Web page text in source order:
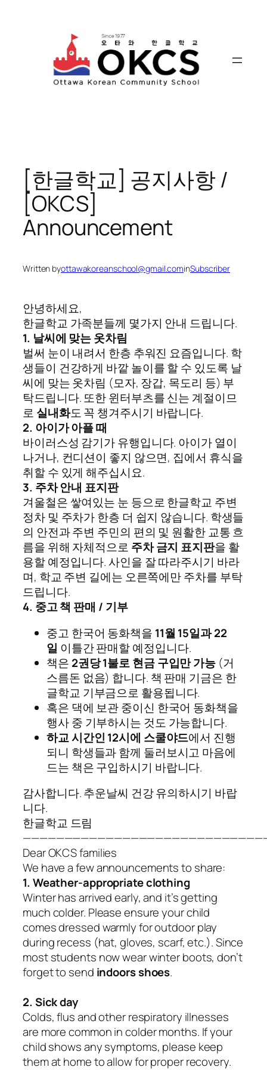
[한글학교] 공지사항 /
[OKCS]
Announcement
Written byottawakoreanschool@gmail.cominSubscriber
안녕하세요,
한글학교 가족분들께 몇가지 안내 드립니다.
1. 날씨에 맞는 옷차림
벌써 눈이 내려서 한층 추워진 요즘입니다. 학
생들이 건강하게 바깥 놀이를 할 수 있도록 날
씨에 맞는 옷차림 (모자, 장갑, 목도리 등) 부
탁드립니다. 또한 윈터부츠를 신는 계절이므
로 실내화도 꼭 챙겨주시기 바랍니다.
2. 아이가 아플 때
바이러스성 감기가 유행입니다. 아이가 열이
나거나, 컨디션이 좋지 않으면, 집에서 휴식을
취할 수 있게 해주십시요.
3. 주차 안내 표지판
겨울철은 쌓여있는 눈 등으로 한글학교 주변
정차 및 주차가 한층 더 쉽지 않습니다. 학생들
의 안전과 주변 주민의 편의 및 원활한 교통 흐
름을 위해 자체적으로 주차 금지 표지판을 활
용할 예정입니다. 사인을 잘 따라주시기 바라
며, 학교 주변 길에는 오른쪽에만 주차를 부탁
드립니다.
4. 중고 책 판매 / 기부
중고 한국어 동화책을 11월 15일과 22
일 이틀간 판매할 예정입니다.
책은 2권당 1불로 현금 구입만 가능 (거
스름돈 없음) 합니다. 책 판매 기금은 한
글학교 기부금으로 활용됩니다.
혹은 댁에 보관 중이신 한국어 동화책을
행사 중 기부하시는 것도 가능합니다.
하교 시간인 12시에 스쿨야드에서 진행
되니 학생들과 함께 둘러보시고 마음에
드는 책은 구입하시기 바랍니다.
감사합니다. 추운날씨 건강 유의하시기 바랍
니다.
한글학교 드림
DearOKCSfamilies
We have a few announcements to share:
1. Weather-appropriate clothing
Winter has arrived early, and it’s getting
much colder. Please ensure your child
comes dressed warmly for outdoor play
during recess (hat, gloves, scarf, etc.). Since
most students now wear winter boots, don’t
forget to send indoors shoes.
2. Sick day
Colds, flus and other respiratory illnesses
are more common in colder months. If your
child shows any symptoms, please keep
them at home to allow for proper recovery.